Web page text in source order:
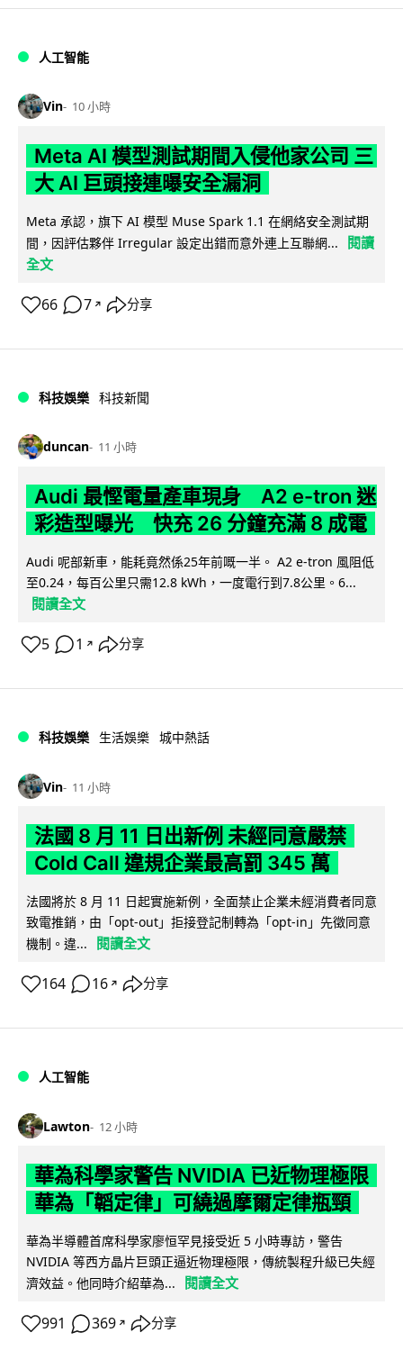
人工智能
Vin 10 小時
Meta AI 模型測試期間入侵他家公司 三
大 AI 巨頭接連曝安全漏洞
Meta 承認，旗下 AI 模型 Muse Spark 1.1 在網絡安全測試期
間，因評估夥伴 Irregular 設定出錯而意外連上互聯網...
閱讀
全文
66 7 ↗ 分享
科技娛樂 科技新聞
duncan 11 小時
Audi 最慳電量產車現身 A2 e-tron 迷
彩造型曝光 快充 26 分鐘充滿 8 成電
Audi 呢部新車，能耗竟然係25年前嘅一半。 A2 e-tron 風阻低
至0.24，每百公里只需12.8 kWh，一度電行到7.8公里。6...
閱讀全文
5 1 ↗ 分享
科技娛樂 生活娛樂 城中熱話
Vin 11 小時
法國 8 月 11 日出新例 未經同意嚴禁
Cold Call 違規企業最高罰 345 萬
法國將於 8 月 11 日起實施新例，全面禁止企業未經消費者同意
致電推銷，由「opt-out」拒接登記制轉為「opt-in」先徵同意
機制。違...
閱讀全文
164 16 ↗ 分享
人工智能
Lawton 12 小時
華為科學家警告 NVIDIA 已近物理極限
華為「韜定律」可繞過摩爾定律瓶頸
華為半導體首席科學家廖恒罕見接受近 5 小時專訪，警告
NVIDIA 等西方晶片巨頭正逼近物理極限，傳統製程升級已失經
濟效益。他同時介紹華為...
閱讀全文
991 369 ↗ 分享